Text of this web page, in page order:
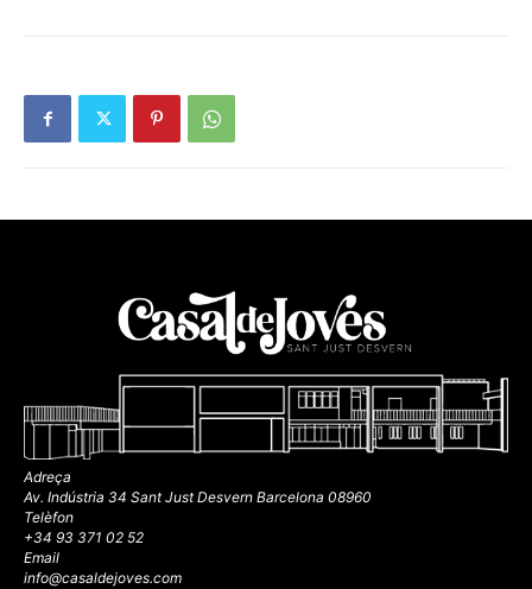
Adreça
Av. Indústria 34 Sant Just Desvern Barcelona 08960
Telèfon
+34 93 371 02 52
Email
info@casaldejoves.com